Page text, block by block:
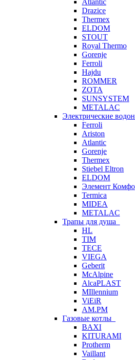
Atlantic
Drazice
Thermex
ELDOM
STOUT
Royal Thermo
Gorenje
Ferroli
Hajdu
ROMMER
ZOTA
SUNSYSTEM
METALAC
Электрические
Ferroli
Ariston
Atlantic
Gorenje
Thermex
Stiebel Eltron
ELDOM
Элемент
Termica
MIDEA
METALAC
Трапы для душа
HL
TIM
TECE
VIEGA
Geberit
McAlpine
AlcaPLAST
MIllennium
ViEiR
AM.PM
Газовые котлы
BAXI
KITURAMI
Protherm
Vaillant